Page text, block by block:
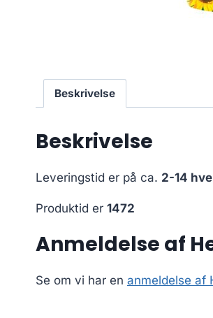
Beskrivelse
Beskrivelse
Leveringstid er på ca. 2-14
Produktid er 1472
Anmeldelse af
Se om vi har en anmeldelse af